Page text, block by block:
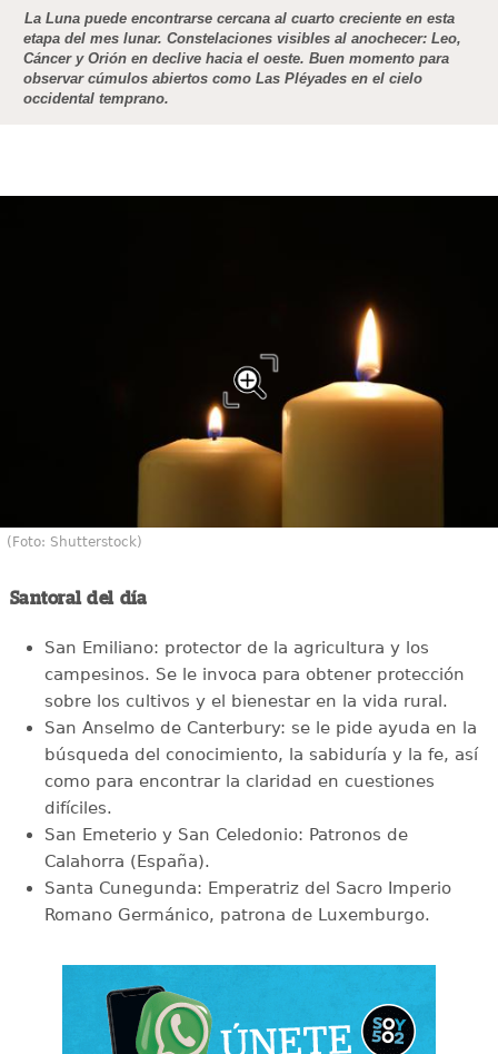
La Luna puede encontrarse cercana al cuarto creciente en esta
etapa del mes lunar. Constelaciones visibles al anochecer: Leo,
Cáncer y Orión en declive hacia el oeste. Buen momento para
observar cúmulos abiertos como Las Pléyades en el cielo
occidental temprano.
(Foto: Shutterstock)
Santoral del día
San Emiliano: protector de la agricultura y los
campesinos. Se le invoca para obtener protección
sobre los cultivos y el bienestar en la vida rural.
San Anselmo de Canterbury: se le pide ayuda en la
búsqueda del conocimiento, la sabiduría y la fe, así
como para encontrar la claridad en cuestiones
difíciles.
San Emeterio y San Celedonio: Patronos de
Calahorra (España).
Santa Cunegunda: Emperatriz del Sacro Imperio
Romano Germánico, patrona de Luxemburgo.